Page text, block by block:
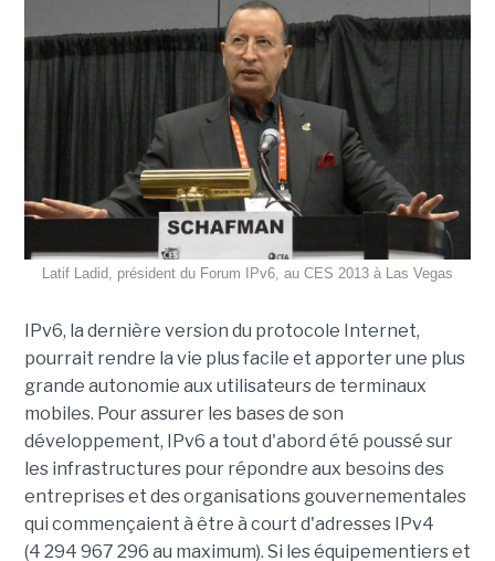
Latif Ladid, président du Forum IPv6, au CES 2013 à Las Vegas
IPv6, la dernière version du protocole Internet,
pourrait rendre la vie plus facile et apporter une plus
grande autonomie aux utilisateurs de terminaux
mobiles. Pour assurer les bases de son
développement, IPv6 a tout d'abord été poussé sur
les infrastructures pour répondre aux besoins des
entreprises et des organisations gouvernementales
qui commençaient à être à court d'adresses IPv4
(4 294 967 296 au maximum). Si les équipementiers et